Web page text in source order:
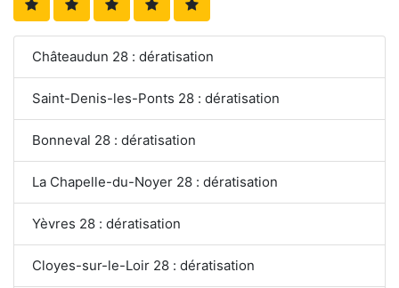
Châteaudun 28 : dératisation
Saint-Denis-les-Ponts 28 : dératisation
Bonneval 28 : dératisation
La Chapelle-du-Noyer 28 : dératisation
Yèvres 28 : dératisation
Cloyes-sur-le-Loir 28 : dératisation